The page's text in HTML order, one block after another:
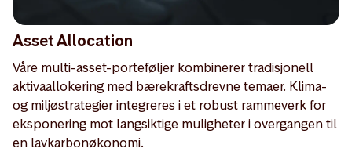
Asset Allocation
Våre multi-asset-porteføljer kombinerer tradisjonell
aktivaallokering med bærekraftsdrevne temaer. Klima-
og miljøstrategier integreres i et robust rammeverk for
eksponering mot langsiktige muligheter i overgangen til
en lavkarbonøkonomi.